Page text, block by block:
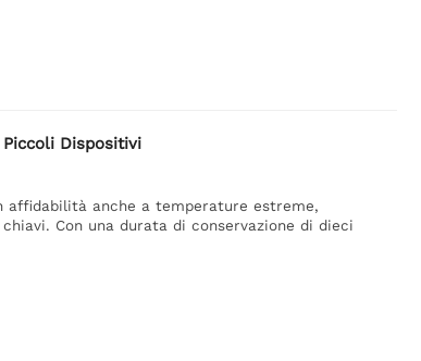
Dispositivi
affidabilità anche a temperature estreme,
Con una durata di conservazione di dieci